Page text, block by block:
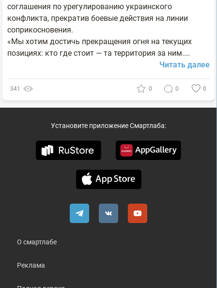
соглашения по урегулированию украинского
конфликта, прекратив боевые действия на линии
соприкосновения.
«Мы хотим достичь прекращения огня на текущих
позициях: кто где стоит — та территория за ним....
Читать далее
341 0 0 0
Установите приложение Смартлаба:
О смартлабе
Реклама